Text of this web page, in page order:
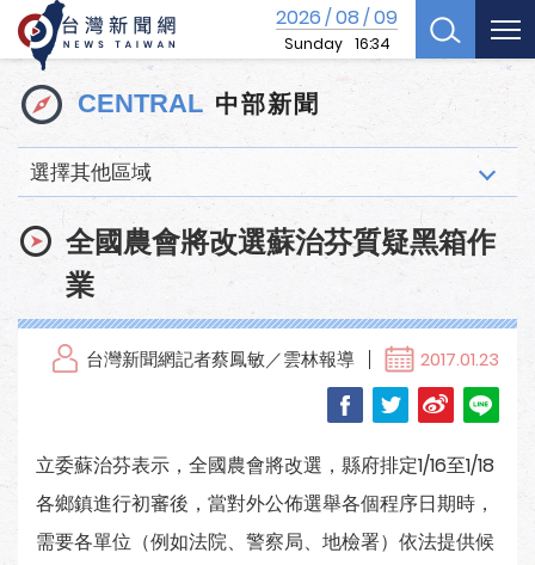
2026/08/09
Sunday 16:34
CENTRAL 中部新聞
選擇其他區域
全國農會將改選蘇治芬質疑黑箱作
業
台灣新聞網記者蔡鳳敏／雲林報導 2017.01.23
立委蘇治芬表示，全國農會將改選，縣府排定1/16至1/18
各鄉鎮進行初審後，當對外公佈選舉各個程序日期時，
需要各單位（例如法院、警察局、地檢署）依法提供候